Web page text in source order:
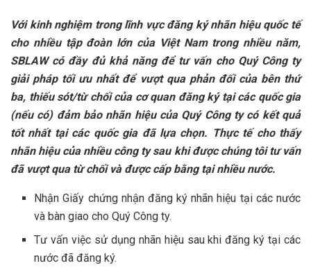
Với kinh nghiệm trong lĩnh vực đăng ký nhãn hiệu quốc tế
cho nhiều tập đoàn lớn của Việt Nam trong nhiều năm,
SBLAW có đầy đủ khả năng để tư vấn cho Quý Công ty
giải pháp tối ưu nhất để vượt qua phản đối của bên thứ
ba, thiếu sót/từ chối của cơ quan đăng ký tại các quốc gia
(nếu có) đảm bảo nhãn hiệu của Quý Công ty có kết quả
tốt nhất tại các quốc gia đã lựa chọn. Thực tế cho thấy
nhãn hiệu của nhiều công ty sau khi được chúng tôi tư vấn
đã vượt qua từ chối và được cấp bằng tại nhiều nước.
Nhận Giấy chứng nhận đăng ký nhãn hiệu tại các nước
và bàn giao cho Quý Công ty.
Tư vấn việc sử dụng nhãn hiệu sau khi đăng ký tại các
nước đã đăng ký.